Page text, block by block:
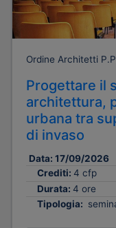
Ordine Architetti
Progettare il
architettura,
urbana tra
di invaso
Data: 17/09/2026
Crediti: 4 cfp
Durata: 4 ore
Tipologia: